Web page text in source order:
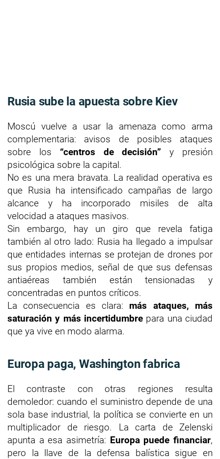
Rusia sube la apuesta sobre Kiev
Moscú vuelve a usar la amenaza como arma
complementaria: avisos de posibles ataques
sobre los “centros de decisión” y presión
psicológica sobre la capital.
No es una mera bravata. La realidad operativa es
que Rusia ha intensificado campañas de largo
alcance y ha incorporado misiles de alta
velocidad a ataques masivos.
Sin embargo, hay un giro que revela fatiga
también al otro lado: Rusia ha llegado a impulsar
que entidades internas se protejan de drones por
sus propios medios, señal de que sus defensas
antiaéreas también están tensionadas y
concentradas en puntos críticos.
La consecuencia es clara: más ataques, más
saturación y más incertidumbre para una ciudad
que ya vive en modo alarma.
Europa paga, Washington fabrica
El contraste con otras regiones resulta
demoledor: cuando el suministro depende de una
sola base industrial, la política se convierte en un
multiplicador de riesgo. La carta de Zelenski
apunta a esa asimetría: Europa puede financiar,
pero la llave de la defensa balística sigue en